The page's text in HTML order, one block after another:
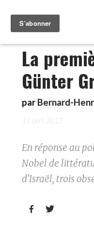
La
Günter
par Bernard-
11 avril 2012
En réponse au
Nobel de
d'Israël, trois
 